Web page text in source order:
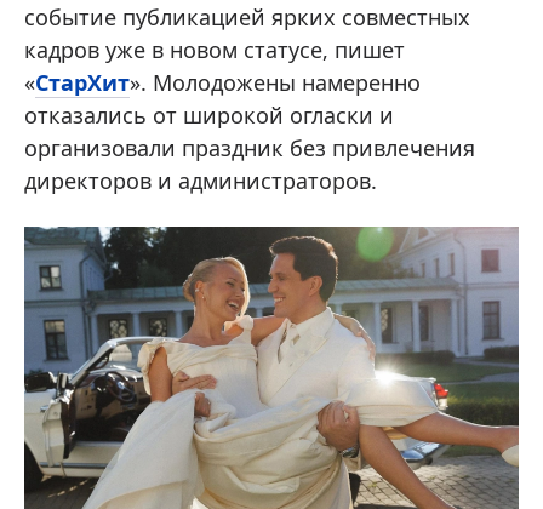
событие публикацией ярких совместных
кадров уже в новом статусе, пишет
«СтарХит». Молодожены намеренно
отказались от широкой огласки и
организовали праздник без привлечения
директоров и администраторов.